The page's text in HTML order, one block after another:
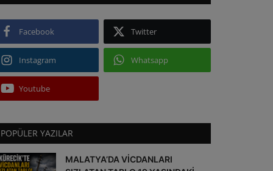
EDİLDİ
Facebook Twitter
Instagram Whatsapp
Youtube
POPÜLER YAZILAR
MALATYA’DA VİCDANLARI